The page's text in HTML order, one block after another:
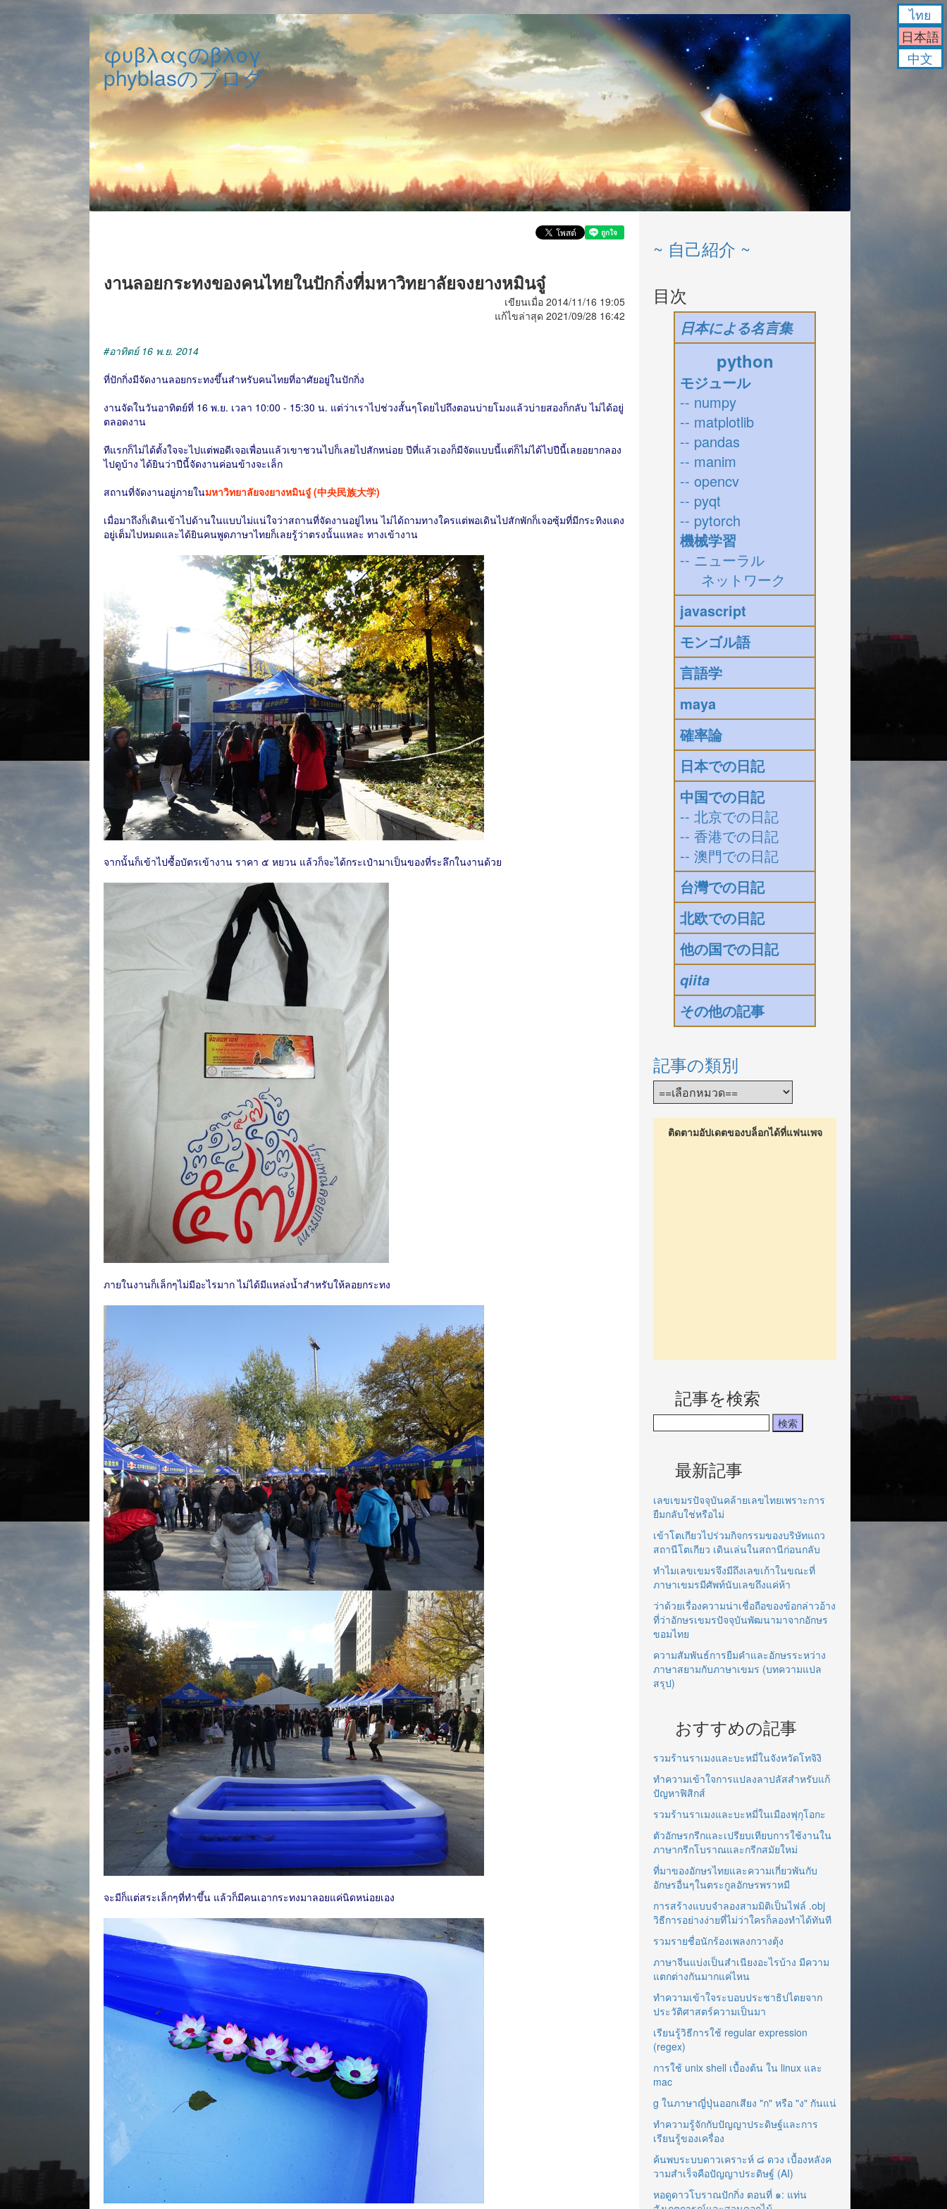
φυβλαςのβλογ
phyblasのブログ
งานลอยกระทงของคนไทยในปักกิ่งที่มหาวิทยาลัยจงยางหมินจู๋
เขียนเมื่อ 2014/11/16 19:05
แก้ไขล่าสุด 2021/09/28 16:42
#อาทิตย์ 16 พ.ย. 2014
ที่ปักกิ่งมีจัดงานลอยกระทงขึ้นสำหรับคนไทยที่อาศัยอยู่ในปักกิ่ง
งานจัดในวันอาทิตย์ที่ 16 พ.ย. เวลา 10:00 - 15:30 น. แต่ว่าเราไปช่วงสั้นๆโดยไปถึงตอนบ่ายโมงแล้วบ่ายสองก็กลับ ไม่ได้อยู่
ตลอดงาน
ทีแรกก็ไม่ได้ตั้งใจจะไปแต่พอดีเจอเพื่อนแล้วเขาชวนไปก็เลยไปสักหน่อย ปีที่แล้วเองก็มีจัดแบบนี้แต่ก็ไม่ได้ไปปีนี้เลยอยากลอง
ไปดูบ้าง ได้ยินว่าปีนี้จัดงานค่อนข้างจะเล็ก
สถานที่จัดงานอยู่ภายในมหาวิทยาลัยจงยางหมินจู๋ (中央民族大学)
เมื่อมาถึงก็เดินเข้าไปด้านในแบบไม่แน่ใจว่าสถานที่จัดงานอยู่ไหน ไม่ได้ถามทางใครแต่พอเดินไปสักพักก็เจอซุ้มที่มีกระทิงแดง
อยู่เต็มไปหมดและได้ยินคนพูดภาษาไทยก็เลยรู้ว่าตรงนั้นแหละ ทางเข้างาน
จากนั้นก็เข้าไปซื้อบัตรเข้างาน ราคา ๕ หยวน แล้วก็จะได้กระเป๋ามาเป็นของที่ระลึกในงานด้วย
ภายในงานก็เล็กๆไม่มีอะไรมาก ไม่ได้มีแหล่งน้ำสำหรับให้ลอยกระทง
จะมีก็แต่สระเล็กๆที่ทำขึ้น แล้วก็มีคนเอากระทงมาลอยแค่นิดหน่อยเอง
~ 自己紹介 ~
目次
日本による名言集
python
モジュール
-- numpy
-- matplotlib
-- pandas
-- manim
-- opencv
-- pyqt
-- pytorch
機械学習
-- ニューラル
ネットワーク
javascript
モンゴル語
言語学
maya
確率論
日本での日記
中国での日記
-- 北京での日記
-- 香港での日記
-- 澳門での日記
台灣での日記
北欧での日記
他の国での日記
qiita
その他の記事
記事の類別
ติดตามอัปเดตของบล็อกได้ที่แฟนเพจ
記事を検索
最新記事
เลขเขมรปัจจุบันคล้ายเลขไทยเพราะการ
ยืมกลับใช่หรือไม่
เข้าโตเกียวไปร่วมกิจกรรมของบริษัทแถว
สถานีโตเกียว เดินเล่นในสถานีก่อนกลับ
ทำไมเลขเขมรจึงมีถึงเลขเก้าในขณะที่
ภาษาเขมรมีศัพท์นับเลขถึงแค่ห้า
ว่าด้วยเรื่องความน่าเชื่อถือของข้อกล่าวอ้าง
ที่ว่าอักษรเขมรปัจจุบันพัฒนามาจากอักษร
ขอมไทย
ความสัมพันธ์การยืมคำและอักษรระหว่าง
ภาษาสยามกับภาษาเขมร (บทความแปล
สรุป)
おすすめの記事
รวมร้านราเมงและบะหมี่ในจังหวัดโทจิงิ
ทำความเข้าใจการแปลงลาปลัสสำหรับแก้
ปัญหาฟิสิกส์
รวมร้านราเมงและบะหมี่ในเมืองฟุกุโอกะ
ตัวอักษรกรีกและเปรียบเทียบการใช้งานใน
ภาษากรีกโบราณและกรีกสมัยใหม่
ที่มาของอักษรไทยและความเกี่ยวพันกับ
อักษรอื่นๆในตระกูลอักษรพราหมี
การสร้างแบบจำลองสามมิติเป็นไฟล์ .obj
วิธีการอย่างง่ายที่ไม่ว่าใครก็ลองทำได้ทันที
รวมรายชื่อนักร้องเพลงกวางตุ้ง
ภาษาจีนแบ่งเป็นสำเนียงอะไรบ้าง มีความ
แตกต่างกันมากแค่ไหน
ทำความเข้าใจระบอบประชาธิปไตยจาก
ประวัติศาสตร์ความเป็นมา
เรียนรู้วิธีการใช้ regular expression
(regex)
การใช้ unix shell เบื้องต้น ใน linux และ
mac
g ในภาษาญี่ปุ่นออกเสียง "ก" หรือ "ง" กันแน่
ทำความรู้จักกับปัญญาประดิษฐ์และการ
เรียนรู้ของเครื่อง
ค้นพบระบบดาวเคราะห์ ๘ ดวง เบื้องหลังค
วามสำเร็จคือปัญญาประดิษฐ์ (AI)
หอดูดาวโบราณปักกิ่ง ตอนที่ ๑: แท่น
ไทย
日本語
中文